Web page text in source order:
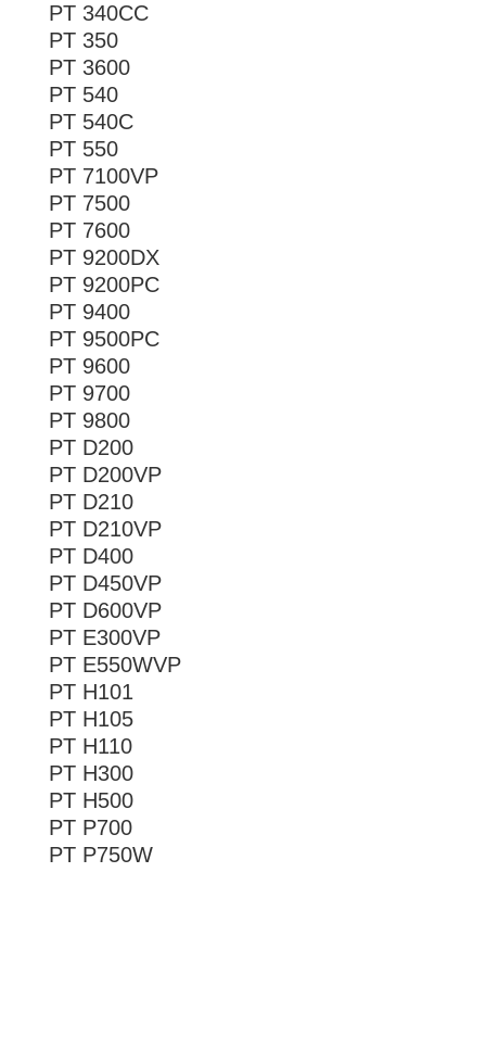
PT 340CC
PT 350
PT 3600
PT 540
PT 540C
PT 550
PT 7100VP
PT 7500
PT 7600
PT 9200DX
PT 9200PC
PT 9400
PT 9500PC
PT 9600
PT 9700
PT 9800
PT D200
PT D200VP
PT D210
PT D210VP
PT D400
PT D450VP
PT D600VP
PT E300VP
PT E550WVP
PT H101
PT H105
PT H110
PT H300
PT H500
PT P700
PT P750W